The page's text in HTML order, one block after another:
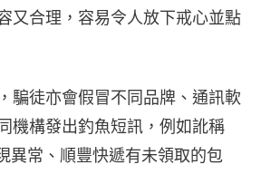
又合理，容易令人放下戒心並點
騙徒亦會假冒不同品牌、通訊軟
機構發出釣魚短訊，例如訛稱
異常、順豐快遞有未領取的包